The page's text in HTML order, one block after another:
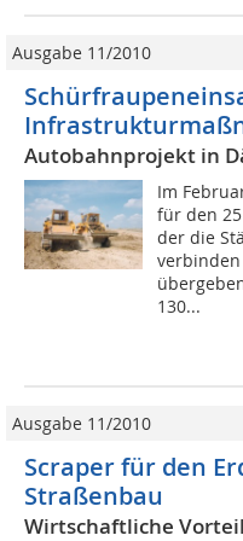
Ausgabe 11/2010
Autobahnprojekt in
Im
für den
der die
130...
Ausgabe 11/2010
Scraper für den
Straßenbau
Wirtschaftliche